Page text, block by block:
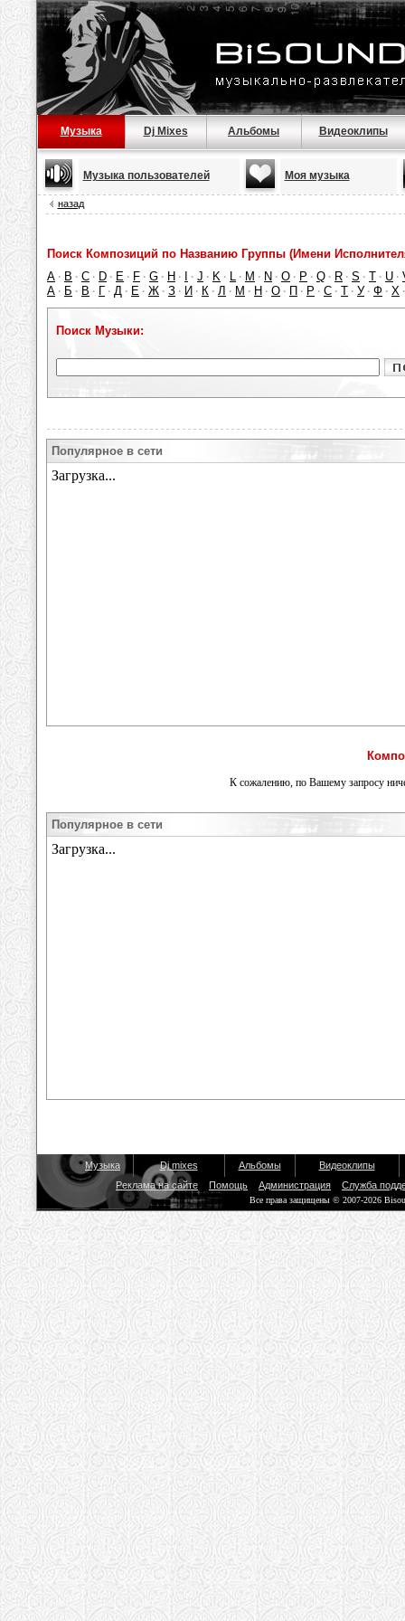
Музыка Dj Mixes Альбомы Видеоклипы
Музыка пользователей Моя музыка
назад
Поиск Композиций по Названию Группы (Имени
A · B · C · D · E · F · G · H · · J · K · L · M · N · O · P · Q · R · S · T · U ·
А · Б · В · Г · Д · Е · Ж · З · И · К · Л · М · Н · О · П · Р · С · Т · У · Ф · Х
Поиск Музыки:
Популярное в сети
К сожалению, по Вашему запросу
Популярное в сети
Музыка Dj mixes Альбомы
Видеоклипы
Реклама на сайте
Помощь Администрация Служба
Все права защищены © 2007-2026